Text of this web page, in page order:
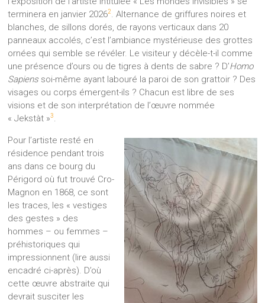
terminera en janvier 20262
. Alternance de griffures noires et
blanches, de sillons dorés, de rayons verticaux dans 20
panneaux accolés, c’est l’ambiance mystérieuse des grottes
ornées qui semble se révéler. Le visiteur y décèle-t-il comme
une présence d’ours ou de tigres à dents de sabre ? D’Homo
Sapienssoi-même ayant labouré la paroi de son grattoir ? Des
visages ou corps émergent-ils ? Chacun est libre de ses
visions et de son interprétation de l’œuvre nommée
« Jekstàt »3
Pour l’artiste resté en
résidence pendant trois
ans dans ce bourg du
Périgord où fut trouvé Cro-
Magnon en 1868, ce sont
les traces, les « vestiges
des gestes » des
hommes – ou femmes –
préhistoriques qui
impressionnent (lire aussi
encadré ci-après). D’où
cette œuvre abstraite qui
devrait susciter les